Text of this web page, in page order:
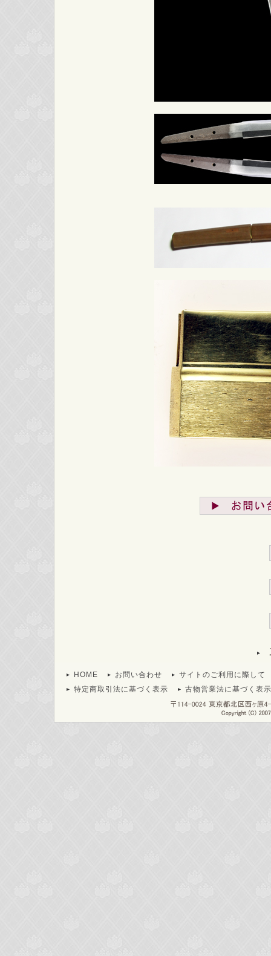
HOME お問い合わせ
サイトのご利用に際して
特定商取引法に基づく表示
古物営業法に基づく表示